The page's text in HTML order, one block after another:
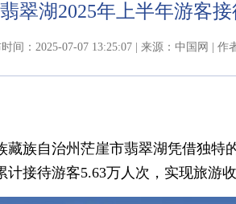
翠湖2025年上半年游客
间：2025-07-07 13:25:07 | 来源：中国网 | 作
藏族自治州茫崖市翡翠湖凭借独
接待游客5.63万人次，实现旅游